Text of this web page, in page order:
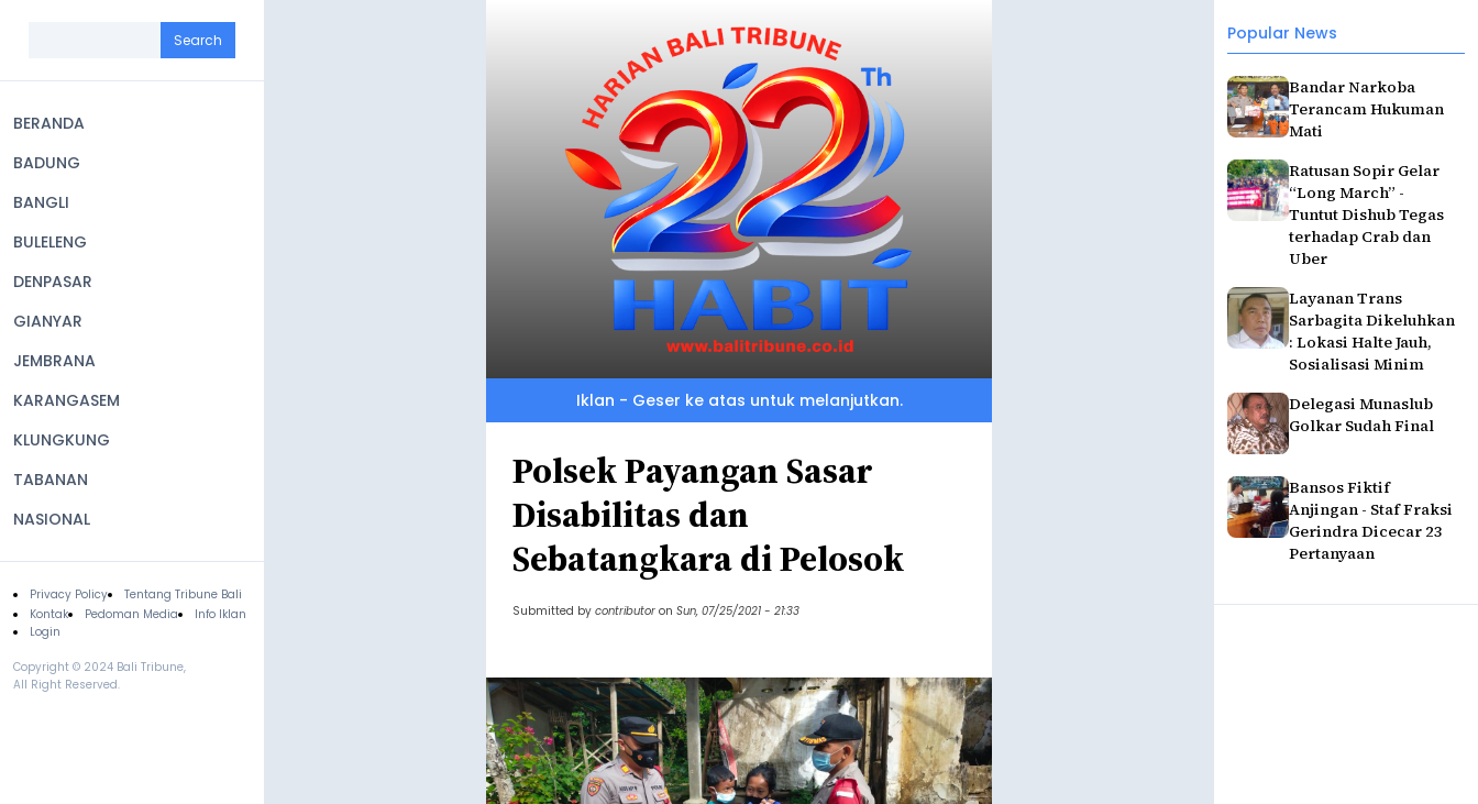
navigation
BERANDA
BADUNG
BANGLI
BULELENG
DENPASAR
GIANYAR
JEMBRANA
KARANGASEM
KLUNGKUNG
TABANAN
NASIONAL
Footer
Privacy Policy
Tentang Tribune Bali
Kontak
Pedoman Media
Info Iklan
Login
Copyright © 2024 Bali Tribune,
All Right Reserved.
Popular News
Bandar Narkoba
Terancam Hukuman
Mati
Ratusan Sopir Gelar
“Long March” -
Tuntut Dishub Tegas
terhadap Crab dan
Uber
Layanan Trans
Sarbagita Dikeluhkan
: Lokasi Halte Jauh,
Sosialisasi Minim
Delegasi Munaslub
Golkar Sudah Final
Bansos Fiktif
Anjingan - Staf Fraksi
Gerindra Dicecar 23
Pertanyaan
Iklan - Geser ke atas untuk melanjutkan.
Polsek Payangan Sasar
Disabilitas dan
Sebatangkara di Pelosok
Submitted by contributor on Sun, 07/25/2021 - 21:33